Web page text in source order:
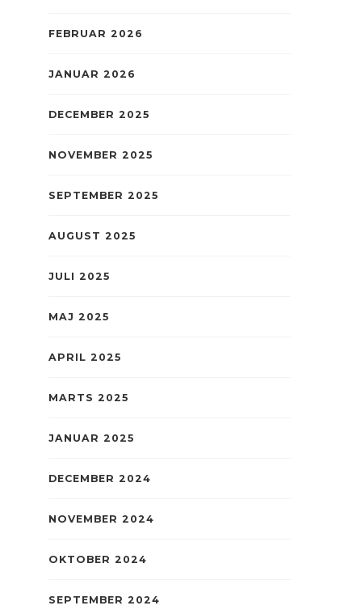
FEBRUAR 2026
JANUAR 2026
DECEMBER 2025
NOVEMBER 2025
SEPTEMBER 2025
AUGUST 2025
JULI 2025
MAJ 2025
APRIL 2025
MARTS 2025
JANUAR 2025
DECEMBER 2024
NOVEMBER 2024
OKTOBER 2024
SEPTEMBER 2024